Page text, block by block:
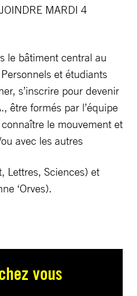
MARDI 4
le bâtiment central au
et étudiants
s’inscrire pour devenir
être formés par l’équipe
le mouvement et
avec les autres
Lettres, Sciences) et
‘Orves).
vous